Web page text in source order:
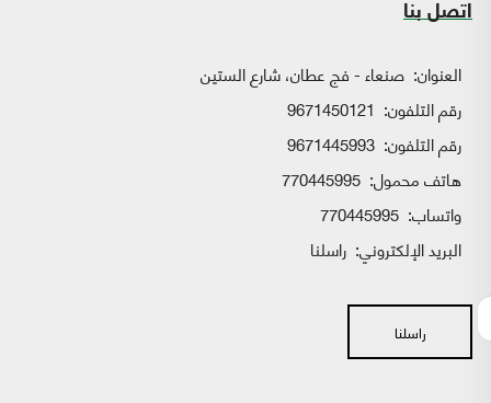
اتصل بنا
العنوان: صنعاء - فج عطان، شارع الستين
رقم التلفون: 9671450121
رقم التلفون: 9671445993
هاتف محمول: 770445995
واتساب:
البريد الإلكتروني: راسلنا
راسلنا